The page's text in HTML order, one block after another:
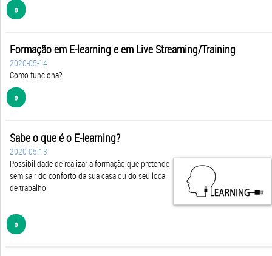
»
Formação em E-learning e em Live Streaming/Training
2020-05-14
Como funciona?
»
Sabe o que é o E-learning?
2020-05-13
Possibilidade de realizar a formação que pretende
sem sair do conforto da sua casa ou do seu local
de trabalho.
»